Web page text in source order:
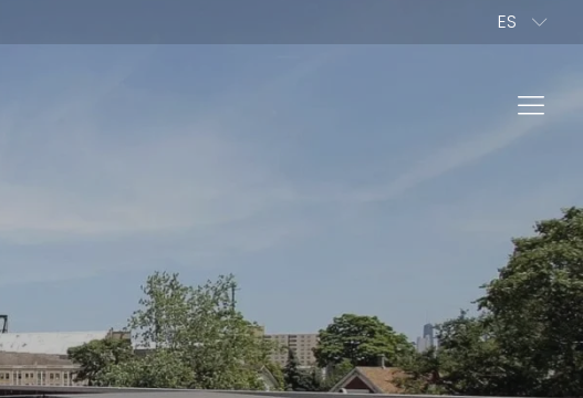
ES
PL
DE
ENCONTRAR NUESTROS PRODUCTOS
CONTÁCTANOS